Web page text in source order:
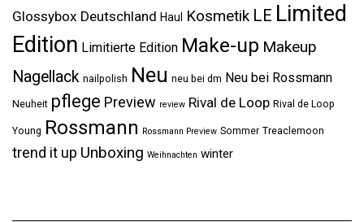
Glossybox Deutschland Haul Kosmetik LE Limited
Edition Limitierte Edition Make-up Makeup
Nagellack nailpolish Neu neu bei dm Neu bei Rossmann
Neuheit pflege Preview review Rival de Loop Rival de Loop
Young Rossmann Rossmann Preview Sommer Treaclemoon
trend it up Unboxing Weihnachten winter